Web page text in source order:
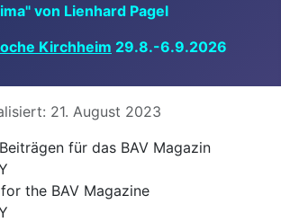
von Lienhard Pagel
Kirchheim 29.8.-6.9.2026
21. August 2023
für das BAV Magazin
the BAV Magazine